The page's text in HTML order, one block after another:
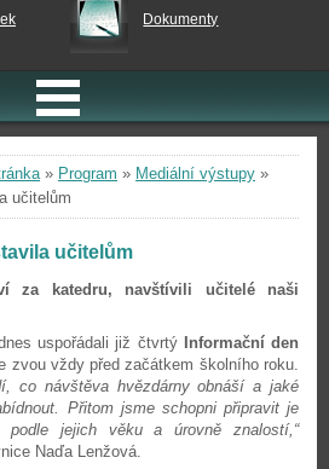
Dokumenty
» Program » Mediální výstupy »
učitelům
učitelům
za katedru, navštívili učitelé naši
uspořádali již čtvrtý
Informační den
zvou vždy před začátkem školního roku.
co návštěva hvězdárny obnáší a jaké
Přitom jsme schopni připravit je
jejich věku a úrovně znalostí,“
Naďa Lenžová.